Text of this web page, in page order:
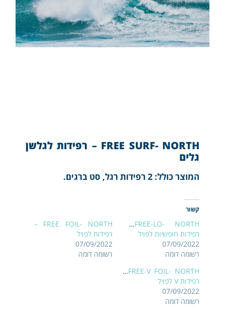
FREE SURF- NORTH – רפידות לגלשן
גלים
המוצר כולל: 2 רפידות רגל, סט ברגים.
קשור
FREE-LO- NORTH –
רפידות חופשיות לפויל
07/09/2022
רשומה דומה
FREE FOIL- NORTH –
רפידות לפויל
07/09/2022
רשומה דומה
FREE-V FOIL- NORTH –
רפידות V לפויל
07/09/2022
רשומה דומה